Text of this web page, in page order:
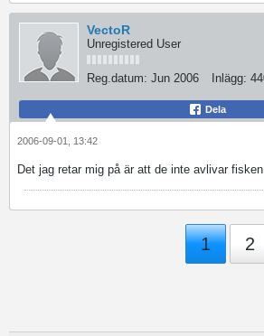
VectoR
Unregistered User
Reg.datum: Jun 2006 Inlägg:
Dela
2006-09-01, 13:42
Det jag retar mig på är att de inte avlivar
1 2